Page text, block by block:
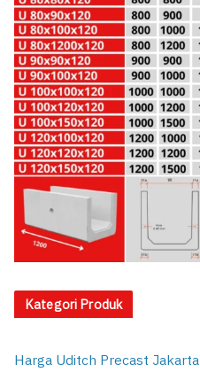
Kategori Produk
Harga Uditch Precast Jakarta